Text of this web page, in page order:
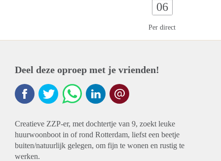
06
Per direct
Deel deze oproep met je vrienden!
Creatieve ZZP-er, met dochtertje van 9, zoekt leuke
huurwoonboot in of rond Rotterdam, liefst een beetje
buiten/natuurlijk gelegen, om fijn te wonen en rustig te
werken.